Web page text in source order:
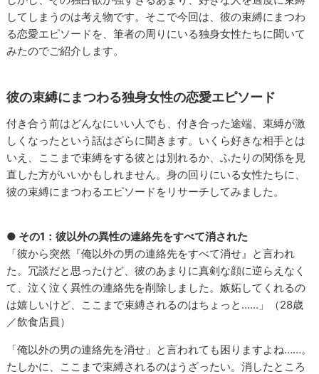
してしまうのは考え物です。そこで今回は、彼の束縛にまつわ
る恋愛エピソードを、筆者の周りにいる独身女性たちに聞いて
みたのでご紹介します。
彼の束縛にまつわる独身女性の恋愛エピソード
付き合う前はどんなにいい人でも、付き合った途端、束縛が激
しくなったという話はざらに聞きます。いくら好きな相手とは
いえ、ここまで束縛をする彼とは別れるか、ふたりの関係を見
直した方がいいかもしれません。身の回りにいる女性たちに、
彼の束縛にまつわるエピソードをリサーチしてみました。
● その1：彼以外の異性の連絡先をすべて消された
「彼から突然『俺以外の男の連絡先をすべて消せ』と言われ
た。冗談だと思ったけど、彼のあまりに真剣な顔に逆らえなく
て、泣く泣く異性の連絡先を削除しました。嫉妬してくれるの
は嬉しいけど、ここまで束縛されるのはちょっと……」（28歳
／飲食店員）
「俺以外の男の連絡先を消せ」と言われても困りますよね……。
たしかに、ここまで束縛されるのはうざったい。消したところ